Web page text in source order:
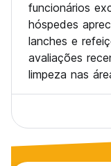
funcionários
hóspedes
lanches e
avaliações
limpeza nas